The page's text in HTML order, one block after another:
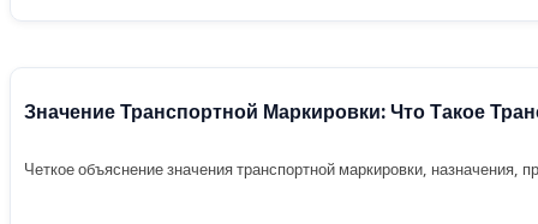
Значение Транспортной Маркировки: Что Такое
Четкое объяснение значения транспортной маркировки,